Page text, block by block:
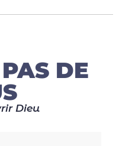
DE
Dieu